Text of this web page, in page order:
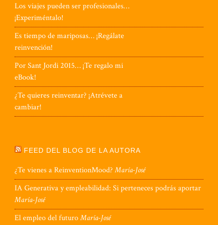
Los viajes pueden ser profesionales…
¡Experiméntalo!
Es tiempo de mariposas… ¡Regálate
reinvención!
Por Sant Jordi 2015… ¡Te regalo mi
eBook!
¿Te quieres reinventar? ¡Atrévete a
cambiar!
FEED DEL BLOG DE LA AUTORA
¿Te vienes a ReinventionMood? María-José
IA Generativa y empleabilidad: Si perteneces podrás aportar
María-José
El empleo del futuroMaría-José